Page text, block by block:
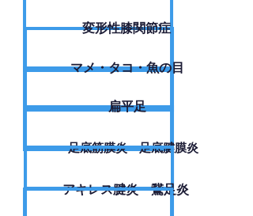
変形性膝関節症
​マメ・タコ・魚の目
扁平足
足底筋膜炎・足底腱膜炎
アキレス腱炎・鵞足炎